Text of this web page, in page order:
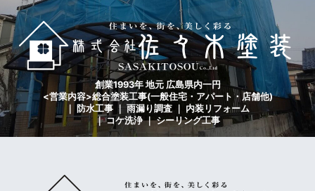
創業1993年 地元 広島県内一円
<営業内容>総合塗装工事(一般住宅・アパート・店舗他)
｜ 防水工事 ｜ 雨漏り調査 ｜ 内装リフォーム
｜ コケ洗浄 ｜ シーリング工事